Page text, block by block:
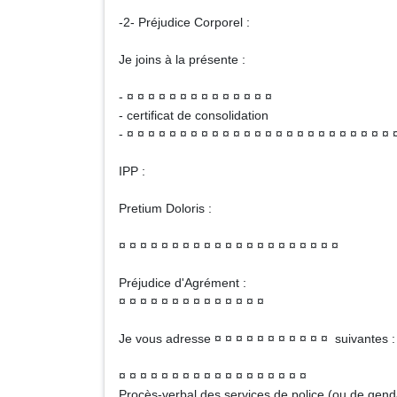
-2- Préjudice Corporel :
Je joins à la présente :
- ¤ ¤ ¤ ¤ ¤ ¤ ¤ ¤ ¤ ¤ ¤ ¤ ¤ ¤
- certificat de consolidation
- ¤ ¤ ¤ ¤ ¤ ¤ ¤ ¤ ¤ ¤ ¤ ¤ ¤ ¤ ¤ ¤ ¤ ¤ ¤ ¤ ¤ ¤ ¤ ¤ ¤
IPP :
Pretium Doloris :
¤ ¤ ¤ ¤ ¤ ¤ ¤ ¤ ¤ ¤ ¤ ¤ ¤ ¤ ¤ ¤ ¤ ¤ ¤ ¤ ¤
Préjudice d'Agrément :
¤ ¤ ¤ ¤ ¤ ¤ ¤ ¤ ¤ ¤ ¤ ¤ ¤ ¤
Je vous adresse ¤ ¤ ¤ ¤ ¤ ¤ ¤ ¤ ¤ ¤ ¤ suivantes :
¤ ¤ ¤ ¤ ¤ ¤ ¤ ¤ ¤ ¤ ¤ ¤ ¤ ¤ ¤ ¤ ¤ ¤